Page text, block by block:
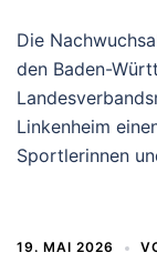
Die
den Baden-
Linkenheim
Sportlerinnen
19. MAI 2026